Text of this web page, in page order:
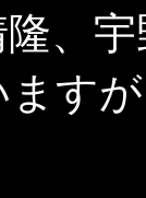
、
す